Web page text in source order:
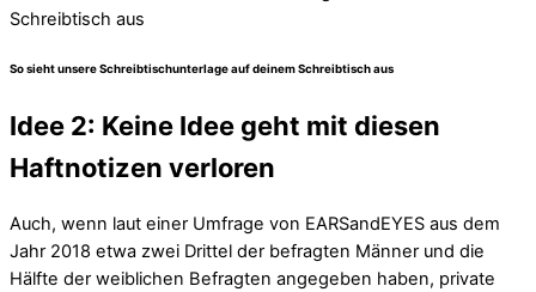
So sieht unsere Schreibtischunterlage auf deinem Schreibtisch aus
Idee 2: Keine Idee geht mit diesen
Haftnotizen verloren
Auch, wenn laut einer Umfrage von EARSandEYES aus dem
Jahr 2018 etwa zwei Drittel der befragten Männer und die
Hälfte der weiblichen Befragten angegeben haben, private